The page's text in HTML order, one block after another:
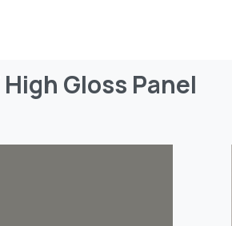
High Gloss Panel